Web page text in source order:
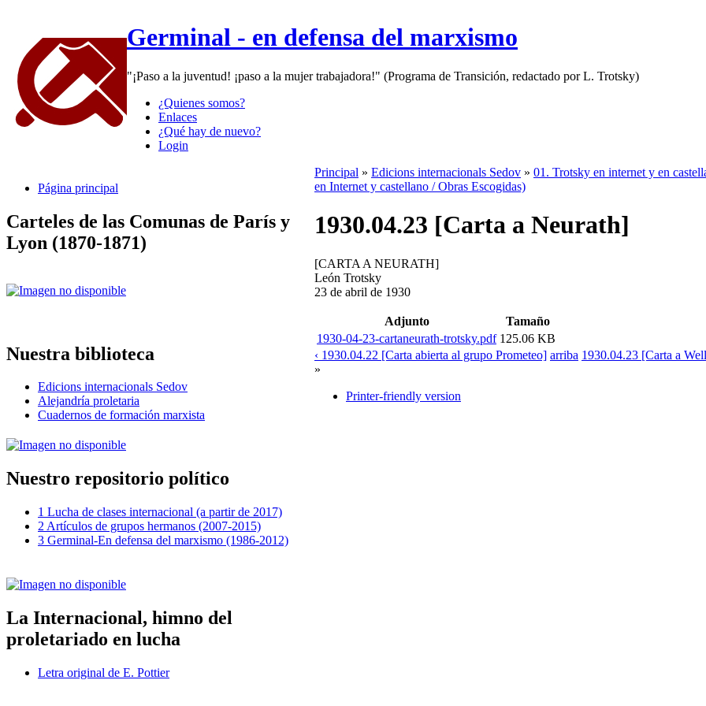
Germinal - en defensa del marxismo
"¡Paso a la juventud! ¡paso a la mujer trabajadora!" (Programa de Transición, redactado por L. Trotsky)
¿Quienes somos?
Enlaces
¿Qué hay de nuevo?
Login
Página principal
Carteles de las Comunas de París y
Lyon (1870-1871)
Nuestra biblioteca
Edicions internacionals Sedov
Alejandría proletaria
Cuadernos de formación marxista
Nuestro repositorio político
1 Lucha de clases internacional (a partir de 2017)
2 Artículos de grupos hermanos (2007-2015)
3 Germinal-En defensa del marxismo (1986-2012)
La Internacional, himno del
proletariado en lucha
Letra original de E. Pottier
Principal » Edicions internacionals Sedov » 01. Trotsky en internet y en
en Internet y castellano / Obras Escogidas)
1930.04.23 [Carta a Neurath]
[CARTA A NEURATH]
León Trotsky
23 de abril de 1930
Adjunto
Tamaño
1930-04-23-cartaneurath-trotsky.pdf 125.06 KB
‹ 1930.04.22 [Carta abierta al grupo Prometeo] arriba 1930.04.23 [Carta a
»
Printer-friendly version